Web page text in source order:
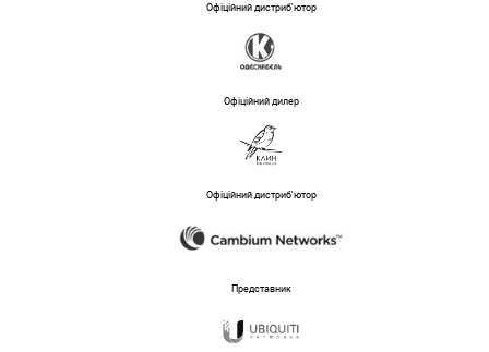
Офіційний дистриб'ютор
Офіційний дилер
Офіційний дистриб'ютор
Представник